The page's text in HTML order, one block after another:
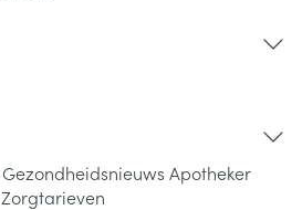
Gezondheidsnieuws Apotheker
Zorgtarieven